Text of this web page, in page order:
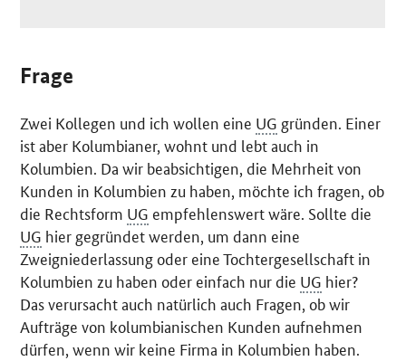
Frage
Zwei Kollegen und ich wollen eine UG gründen. Einer
ist aber Kolumbianer, wohnt und lebt auch in
Kolumbien. Da wir beabsichtigen, die Mehrheit von
Kunden in Kolumbien zu haben, möchte ich fragen, ob
die Rechtsform UG empfehlenswert wäre. Sollte die
UG hier gegründet werden, um dann eine
Zweigniederlassung oder eine Tochtergesellschaft in
Kolumbien zu haben oder einfach nur die UG hier?
Das verursacht auch natürlich auch Fragen, ob wir
Aufträge von kolumbianischen Kunden aufnehmen
dürfen, wenn wir keine Firma in Kolumbien haben.